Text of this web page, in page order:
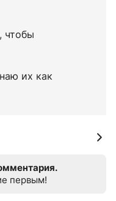
чтобы
их как
первым!